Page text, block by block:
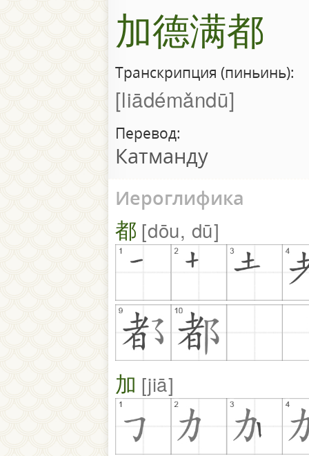
加德满都
Транскрипция (пиньинь):
liādémǎndū
Перевод:
Катманду
Иероглифика
都 dōu, dū
加 jiā